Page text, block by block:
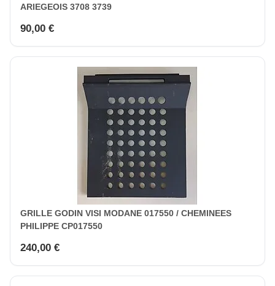
ARIEGEOIS 3708 3739
90,00 €
GRILLE GODIN VISI MODANE 017550 / CHEMINEES
PHILIPPE CP017550
240,00 €